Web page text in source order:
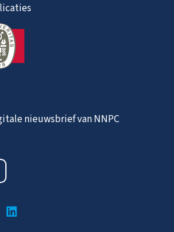
nieuwsbrief van NNPC